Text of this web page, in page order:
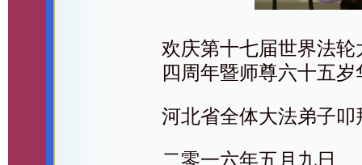
欢庆第十七届世界法
四周年暨师尊六十五岁
河北省全体大法弟子叩
二零一六年五月九日